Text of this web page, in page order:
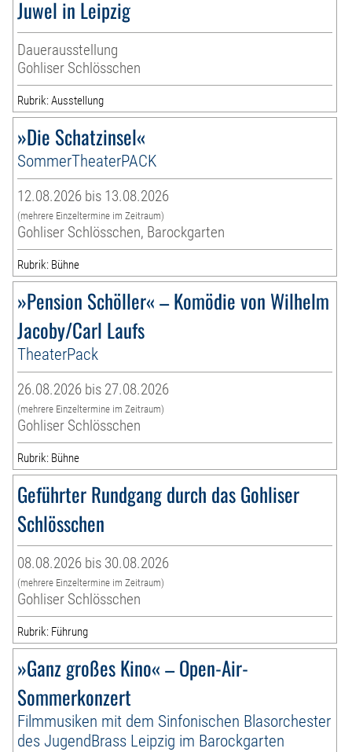
Juwel in Leipzig
Dauerausstellung
Gohliser Schlösschen
Rubrik: Ausstellung
»Die Schatzinsel«
SommerTheaterPACK
12.08.2026 bis 13.08.2026
(mehrere Einzeltermine im Zeitraum)
Gohliser Schlösschen, Barockgarten
Rubrik: Bühne
»Pension Schöller« – Komödie von Wilhelm
Jacoby/Carl Laufs
TheaterPack
26.08.2026 bis 27.08.2026
(mehrere Einzeltermine im Zeitraum)
Gohliser Schlösschen
Rubrik: Bühne
Geführter Rundgang durch das Gohliser
Schlösschen
08.08.2026 bis 30.08.2026
(mehrere Einzeltermine im Zeitraum)
Gohliser Schlösschen
Rubrik: Führung
»Ganz großes Kino« – Open-Air-
Sommerkonzert
Filmmusiken mit dem Sinfonischen Blasorchester
des JugendBrass Leipzig im Barockgarten